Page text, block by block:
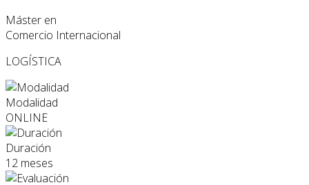
Máster en
Comercio Internacional
LOGÍSTICA
Modalidad
ONLINE
Duración
12 meses